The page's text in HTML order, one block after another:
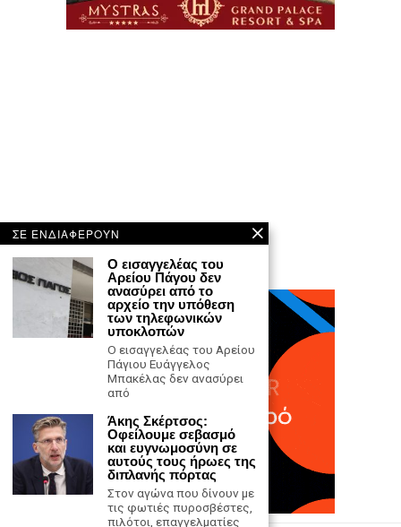
ΣΕ ΕΝΔΙΑΦΕΡΟΥΝ
Ο εισαγγελέας του
Αρείου Πάγου δεν
ανασύρει από το
αρχείο την υπόθεση
των τηλεφωνικών
υποκλοπών
Ο εισαγγελέας του Αρείου
Πάγιου Ευάγγελος
Μπακέλας δεν ανασύρει
από
Άκης Σκέρτσος:
Οφείλουμε σεβασμό
και ευγνωμοσύνη σε
αυτούς τους ήρωες της
διπλανής πόρτας
Στον αγώνα που δίνουν με
τις φωτιές πυροσβέστες,
πιλότοι, επαγγελματίες